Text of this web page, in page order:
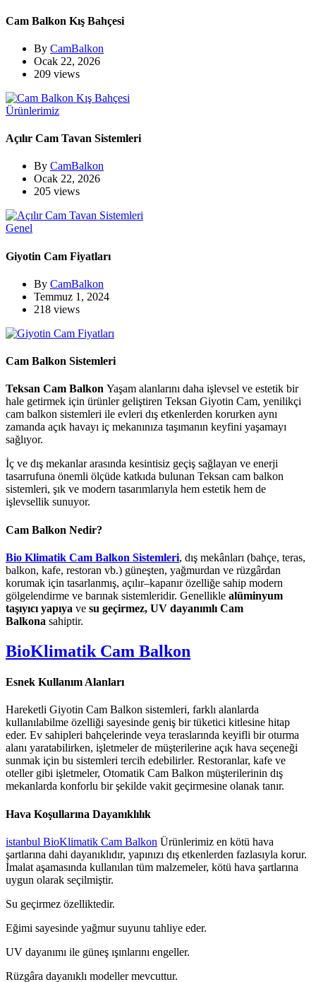
Cam Balkon Kış Bahçesi
By CamBalkon
Ocak 22, 2026
209 views
Ürünlerimiz
Açılır Cam Tavan Sistemleri
By CamBalkon
Ocak 22, 2026
205 views
Genel
Giyotin Cam Fiyatları
By CamBalkon
Temmuz 1, 2024
218 views
Cam Balkon Sistemleri
Teksan Cam Balkon Yaşam alanlarını daha işlevsel ve estetik bir
hale getirmek için ürünler geliştiren Teksan Giyotin Cam, yenilikçi
cam balkon sistemleri ile evleri dış etkenlerden korurken aynı
zamanda açık havayı iç mekanınıza taşımanın keyfini yaşamayı
sağlıyor.
İç ve dış mekanlar arasında kesintisiz geçiş sağlayan ve enerji
tasarrufuna önemli ölçüde katkıda bulunan Teksan cam balkon
sistemleri, şık ve modern tasarımlarıyla hem estetik hem de
işlevsellik sunuyor.
Cam Balkon Nedir?
Bio Klimatik Cam Balkon Sistemleri, dış mekânları (bahçe, teras,
balkon, kafe, restoran vb.) güneşten, yağmurdan ve rüzgârdan
korumak için tasarlanmış, açılır–kapanır özelliğe sahip modern
gölgelendirme ve barınak sistemleridir. Genellikle alüminyum
taşıyıcı yapıya ve su geçirmez, UV dayanımlı Cam
Balkona sahiptir.
BioKlimatik Cam Balkon
Esnek Kullanım Alanları
Hareketli Giyotin Cam Balkon sistemleri, farklı alanlarda
kullanılabilme özelliği sayesinde geniş bir tüketici kitlesine hitap
eder. Ev sahipleri bahçelerinde veya teraslarında keyifli bir oturma
alanı yaratabilirken, işletmeler de müşterilerine açık hava seçeneği
sunmak için bu sistemleri tercih edebilirler. Restoranlar, kafe ve
oteller gibi işletmeler, Otomatik Cam Balkon müşterilerinin dış
mekanlarda konforlu bir şekilde vakit geçirmesine olanak tanır.
Hava Koşullarına Dayanıklılık
istanbul BioKlimatik Cam Balkon Ürünlerimiz en kötü hava
şartlarına dahi dayanıklıdır, yapınızı dış etkenlerden fazlasıyla korur.
İmalat aşamasında kullanılan tüm malzemeler, kötü hava şartlarına
uygun olarak seçilmiştir.
Su geçirmez özelliktedir.
Eğimi sayesinde yağmur suyunu tahliye eder.
UV dayanımı ile güneş ışınlarını engeller.
Rüzgâra dayanıklı modeller mevcuttur.